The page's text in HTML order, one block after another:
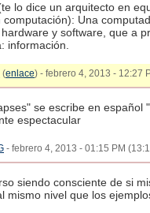
lo dice un arquitecto en
computación): Una
y software, que a
información.
(enlace) - febrero 4, 2013 - 12:27
se escribe en español
espectacular
- febrero 4, 2013 - 01:15 PM
siendo consciente de si
mismo nivel que los